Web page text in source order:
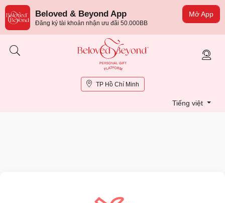
Mở App
Beloved & Beyond App
Đăng ký tài khoản nhận ưu đãi 50.000BB
TP Hồ Chí Minh
Tiếng việt